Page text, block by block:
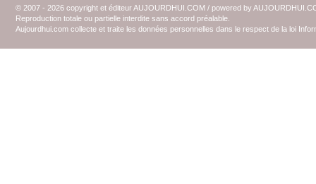
© 2007 - 2026 copyright et éditeur AUJOURDHUI.COM / powered by
Reproduction totale ou partielle interdite sans accord préalable.
Aujourdhui.com collecte et traite les données personnelles dans le respect de la loi